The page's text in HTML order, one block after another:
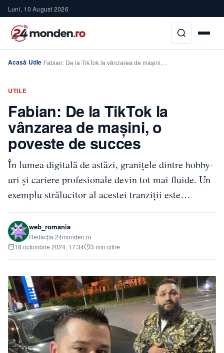
Luni, 10 August 2026
Acasă›Utile›Fabian: De la TikTok la vânzarea de mașini,…
UTILE
Fabian: De la TikTok la
vânzarea de mașini, o
poveste de succes
În lumea digitală de astăzi, granițele dintre hobby-
uri și cariere profesionale devin tot mai fluide. Un
exemplu strălucitor al acestei tranziții este…
web_romania
Redacția 24monden.ro
18 octombrie 2024, 17:34
3 min citire